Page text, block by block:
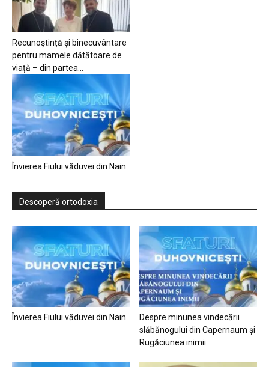
Recunoștință și binecuvântare
pentru mamele dătătoare de
viață – din partea...
Învierea Fiului văduvei din Nain
Descoperă ortodoxia
Învierea Fiului văduvei din Nain
Despre minunea vindecării
slăbănogului din Capernaum și
Rugăciunea inimii